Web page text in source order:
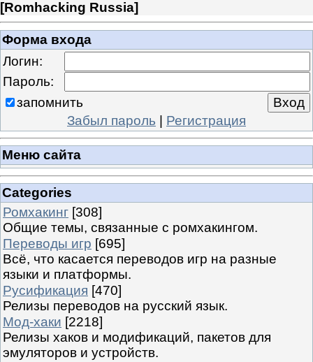
[Romhacking Russia]
Форма входа
Логин:
Пароль:
запомнить
Забыл пароль | Регистрация
Меню сайта
Categories
Ромхакинг [308]
Общие темы, связанные с ромхакингом.
Переводы игр [695]
Всё, что касается переводов игр на разные
языки и платформы.
Русификация [470]
Релизы переводов на русский язык.
Мод-хаки [2218]
Релизы хаков и модификаций, пакетов для
эмуляторов и устройств.